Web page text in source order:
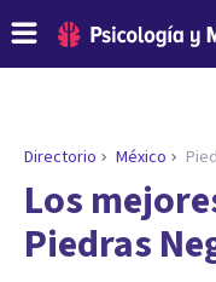
ENCONTRAR MI
¿Necesitas
psicólogo
Responde a unas
Directorio México
Los
Piedras